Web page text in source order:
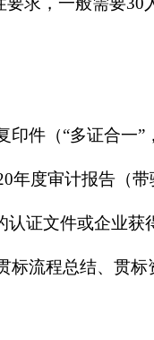
印件（“多证合一
年度审计报告（
认证文件或企业获
标流程总结、贯